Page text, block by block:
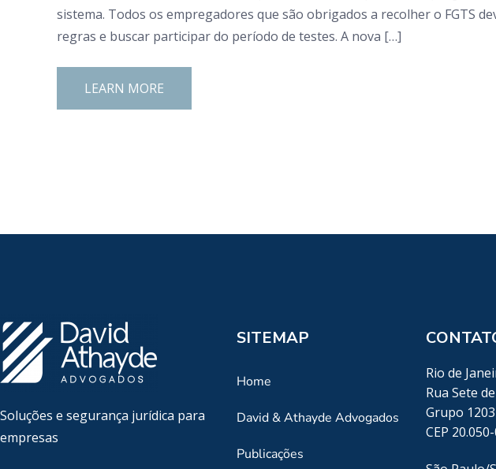
sistema. Todos os empregadores que são obrigados a recolher o FGTS
regras e buscar participar do período de testes. A nova […]
LEARN MORE
Soluções e segurança jurídica para
empresas
SITEMAP
Home
David & Athayde Advogados
Publicações
Rio de
Rua Sete
Grupo
CEP